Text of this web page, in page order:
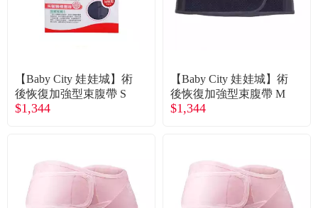
【Baby City 娃娃城】術
後恢復加強型束腹帶 S
$1,344
【Baby City 娃娃城】術
後恢復加強型束腹帶 M
$1,344